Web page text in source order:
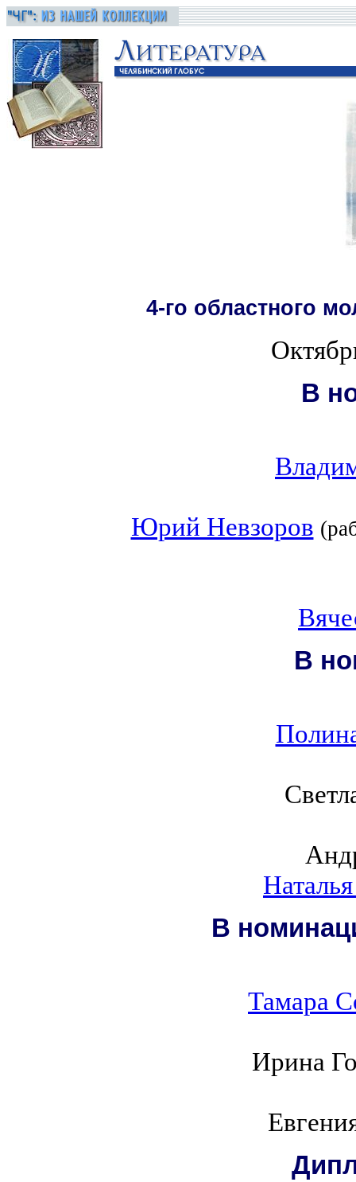
4-го областного
В
Юрий Невзоров
В
В
Тамара
Ирина